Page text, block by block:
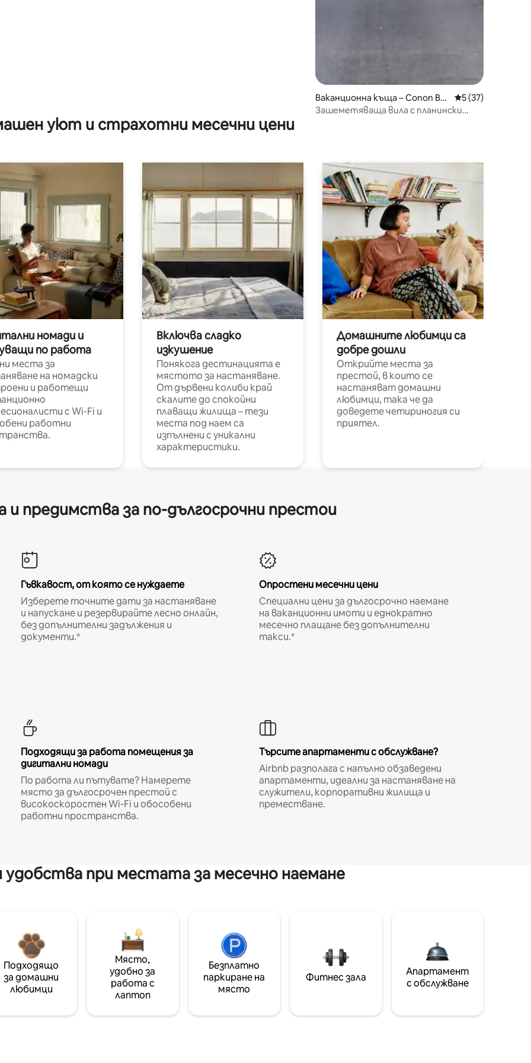
Ваканционна къща – Conon Bri
dge
Средна оценка:
5 (37)
Зашеметяваща вила с планински
уют и страхотни месечни цени
номади и
по работа
места за
на номадски
и работещи
с Wi-Fi и
работни
Включва сладко
изкушение
Понякога дестинацията е
мястото за настаняване.
От дървени колиби край
скалите до спокойни
плаващи жилища – тези
места под наем са
изпълнени с уникални
характеристики.
Домашните любимци са
добре дошли
Открийте места за
престой, в които се
настаняват домашни
любимци, така че да
доведете четириногия си
приятел.
и предимства за по-дългосрочни престои
Гъвкавост, от която се нуждаете
Изберете точните дати за настаняване
и напускане и резервирайте лесно онлайн,
без допълнителни задължения и
документи.*
Опростени месечни цени
Специални цени за дългосрочно наемане
на ваканционни имоти и еднократно
месечно плащане без допълнителни
такси.*
Подходящи за работа помещения за
дигитални номади
По работа ли пътувате? Намерете
място за дългосрочен престой с
високоскоростен Wi-Fi и обособени
работни пространства.
Търсите апартаменти с обслужване?
Airbnb разполага с напълно обзаведени
апартаменти, идеални за настаняване на
служители, корпоративни жилища и
преместване.
удобства при местата за месечно наемане
Подходящо
за домашни
любимци
Място,
удобно за
работа с
лаптоп
Безплатно
паркиране на
място
Фитнес зала
Апартамент
с обслужване